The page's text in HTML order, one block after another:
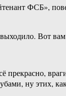
ФСБ»,
Вот
прекрасно,
ну этих,